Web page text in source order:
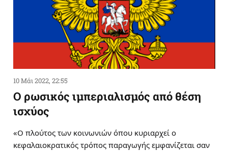
10 Μάι 2022, 22:55
Ο ρωσικός ιμπεριαλισμός από θέση
ισχύος
«Ο πλούτος των κοινωνιών όπου κυριαρχεί ο
κεφαλαιοκρατικός τρόπος παραγωγής εμφανίζεται σαν